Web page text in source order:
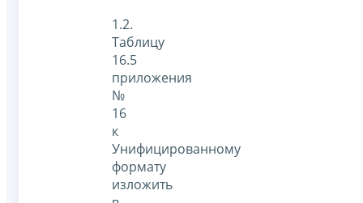
1.2.
Таблицу
16.5
приложения
№
16
к
Унифицированному
формату
изложить